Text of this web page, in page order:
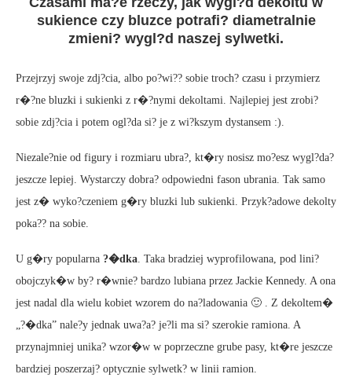
sukience czy bluzce potrafi? diametralnie
zmieni? wygl?d naszej sylwetki.
Przejrzyj swoje zdj?cia, albo po?wi?? sobie troch? czasu i przymierz
r�?ne bluzki i sukienki z r�?nymi dekoltami. Najlepiej jest zrobi?
sobie zdj?cia i potem ogl?da si? je z wi?kszym dystansem :).
Niezale?nie od figury i rozmiaru ubra?, kt�ry nosisz mo?esz wygl?da?
jeszcze lepiej. Wystarczy dobra? odpowiedni fason ubrania. Tak samo
jest z� wyko?czeniem g�ry bluzki lub sukienki. Przyk?adowe dekolty
poka?? na sobie.
U g�ry popularna ?�dka. Taka bradziej wyprofilowana, pod lini?
obojczyk�w by? r�wnie? bardzo lubiana przez Jackie Kennedy. A ona
jest nadal dla wielu kobiet wzorem do na?ladowania 🙂 . Z dekoltem�
„?�dka” nale?y jednak uwa?a? je?li ma si? szerokie ramiona. A
przynajmniej unika? wzor�w w poprzeczne grube pasy, kt�re jeszcze
bardziej poszerzaj? optycznie sylwetk? w linii ramion.